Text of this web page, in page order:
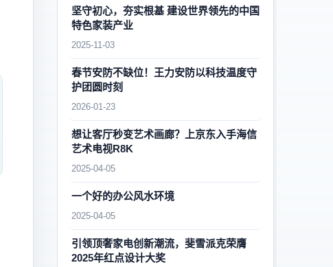
坚守初心，夯实根基 建设世界领先的中国
特色家装产业
2025-11-03
春节安防不缺位！王力安防以科技温度守
护团圆时刻
2026-01-23
想让客厅秒变艺术画廊？上京东入手海信
艺术电视R8K
2025-04-05
一个好的办公风水环境
2025-04-05
引领顶奢家电创新潮流，斐雪派克荣膺
2025年红点设计大奖